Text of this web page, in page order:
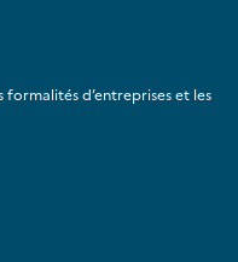
d’entreprises et les